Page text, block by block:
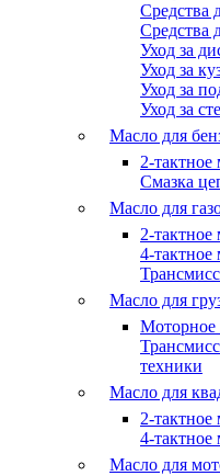
Средства
Средства
Уход за
Уход за
Уход за
Уход за
Масло для
2-
Cмазка
Масло для
2-тактное
4-тактное
Масло для
Моторное
техники
Масло для
2-тактное
4-тактное
Масло для